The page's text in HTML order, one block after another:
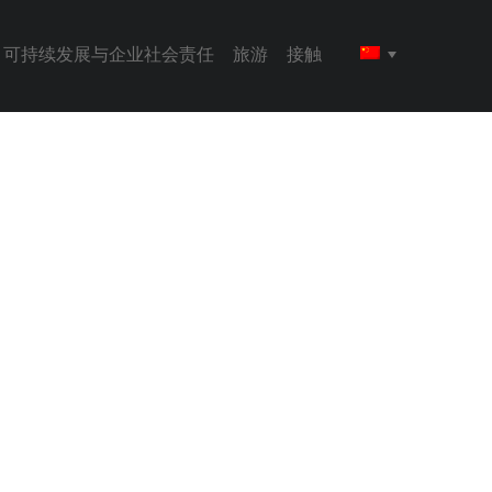
可持续发展与企业社会责任 旅游 接触